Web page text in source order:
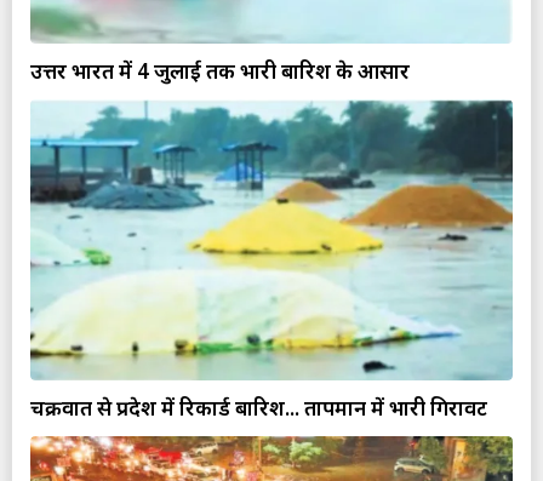
उत्तर भारत में 4 जुलाई तक भारी बारिश के आसार
चक्रवात से प्रदेश में रिकार्ड बारिश... तापमान में भारी गिरावट